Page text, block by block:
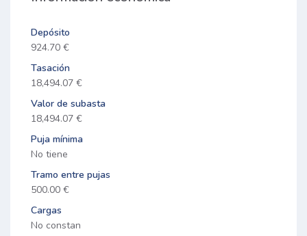
Depósito
924.70 €
Tasación
18,494.07 €
Valor de subasta
18,494.07 €
Puja mínima
No tiene
Tramo entre pujas
500.00 €
Cargas
No constan